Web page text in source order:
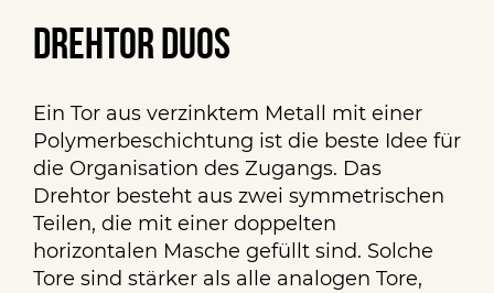
Drehtor Duos
Ein Tor aus verzinktem Metall mit einer
Polymerbeschichtung ist die beste Idee für
die Organisation des Zugangs. Das
Drehtor besteht aus zwei symmetrischen
Teilen, die mit einer doppelten
horizontalen Masche gefüllt sind. Solche
Tore sind stärker als alle analogen Tore,